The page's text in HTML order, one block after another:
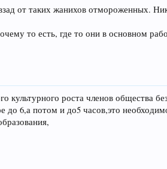
от таких жанихов отмороженных.
то есть, где то они в основном
культурного роста членов общества
до 6,а потом и до5 часов,это